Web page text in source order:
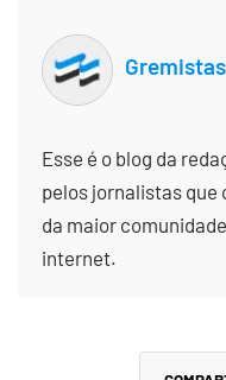
Gremistas
Esse é o blog da
pelos jornalistas que
da maior
internet.